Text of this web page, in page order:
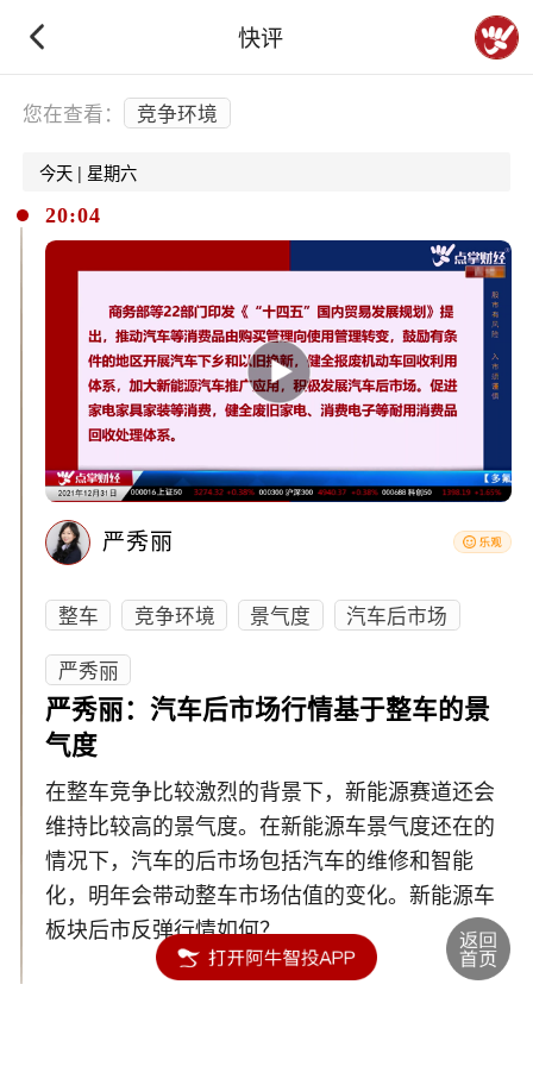
快评
下拉刷新
您在查看： 竞争环境
今天 | 星期六
20:04
严秀丽
整车 竞争环境 景气度
汽车后市场
严秀丽
严秀丽：汽车后市场行情基于整车的景
气度
在整车竞争比较激烈的背景下，新能源赛道还会
维持比较高的景气度。在新能源车景气度还在的
情况下，汽车的后市场包括汽车的维修和智能
化，明年会带动整车市场估值的变化。新能源车
板块后市反弹行情如何？